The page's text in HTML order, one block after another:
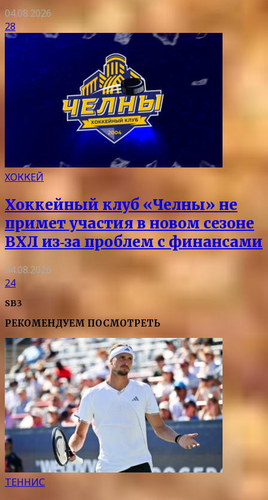
04.08.2026
28
ХОККЕЙ
Хоккейный клуб «Челны» не
примет участия в новом сезоне
ВХЛ из‑за проблем с финансами
04.08.2026
24
SB3
РЕКОМЕНДУЕМ ПОСМОТРЕТЬ
ТЕННИС